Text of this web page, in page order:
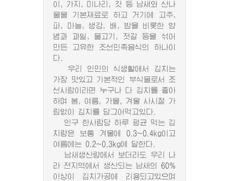
이, 가지, 미나리, 갓 등 남새와 산나
물을 기본재료로 하고 거기에 고추,
파, 마늘, 생강, 배, 밤을 비롯한 양
념과 과일, 물고기, 젓갈 등을 섞어
만든 고유한 조선민족음식의 하나이
다.
우리 인민의 식생활에서 김치는
가장 맛있고 기본적인 부식물로서 조
선사람이라면 누구나 다 김치를 좋아
하며 봄, 여름, 가을, 겨울 사시절 가
림없이 김치를 담그어먹고있다.
인구 한사람당 하루 평균 먹는 김
치량은 보통 겨울에 0.3~0.4kg이고
여름에는 0.2~0.3kg에 달한다.
남새생산량에서 보더라도 우리 나
라 전지역에서 생산되는 남새의 60%
이상이 김치가공에 리용되고있으며